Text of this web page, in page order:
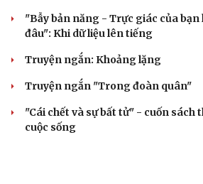
"Bẫy bản năng - Trực giác của
đâu": Khi dữ liệu lên tiếng
Truyện ngắn: Khoảng lặng
Truyện ngắn "Trong đoàn quân"
"Cái chết và sự bất tử" - cuốn sách
cuộc sống